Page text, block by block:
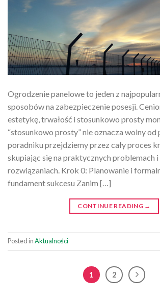
Ogrodzenie panelowe to jeden z
sposobów na zabezpieczenie posesji.
estetykę, trwałość i stosunkowo prosty
“stosunkowo prosty” nie oznacza wolny od
poradniku przejdziemy przez cały proces
skupiając się na praktycznych problemach i
rozwiązaniach. Krok 0: Planowanie i
fundament sukcesu Zanim […]
CONTINUE READING →
Posted inAktualności
1 2